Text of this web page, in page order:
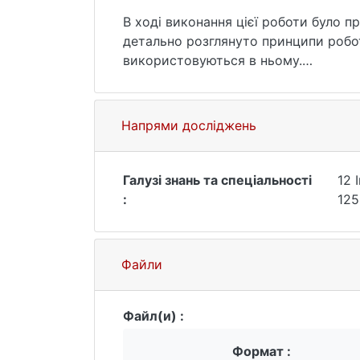
В ході виконання цієї роботи було
детально розглянуто принципи
використовуються в ньому.
типи вразливостей та методи
Зрозуміло, що вразливості можуть
або несанкціонованого доступу до
На основі проведеного аналізу
Directory. Він забезпечує збір
відносини між доменами.
політики безпеки.
Напрями досліджень
Галузі знань та спеціальності
:
12
Файли
Файл(и) :
Формат :